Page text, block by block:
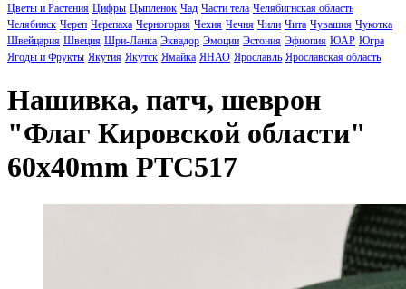
Цветы и Растения Цифры Цыпленок Чад Части тела Челябигнская область
Челябинск Череп Черепаха Черногория Чехия Чечня Чили Чита Чувашия Чукотка
Швейцария Швеция Шри-Ланка Эквадор Эмоции Эстония Эфиопия ЮАР Югра
Ягоды и Фрукты Якутия Якутск Ямайка ЯНАО Ярославль Ярославская область
Нашивка, патч, шеврон
"Флаг Кировской области"
60x40mm PTC517